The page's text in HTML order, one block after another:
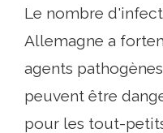
Le nombre
Allemagne a
agents
peuvent être
pour les tout-